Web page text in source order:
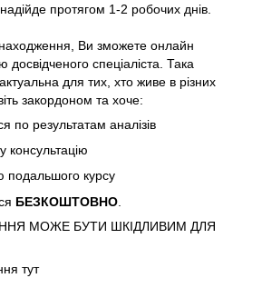
протягом 1-2 робочих днів.
Ви зможете онлайн
досвідченого спеціаліста. Така
для тих, хто живе в різних
закордоном та хоче:
по результатам аналізів
консультацію
подальшого курсу
БЕЗКОШТОВНО
МОЖЕ БУТИ ШКІДЛИВИМ ДЛЯ
тут